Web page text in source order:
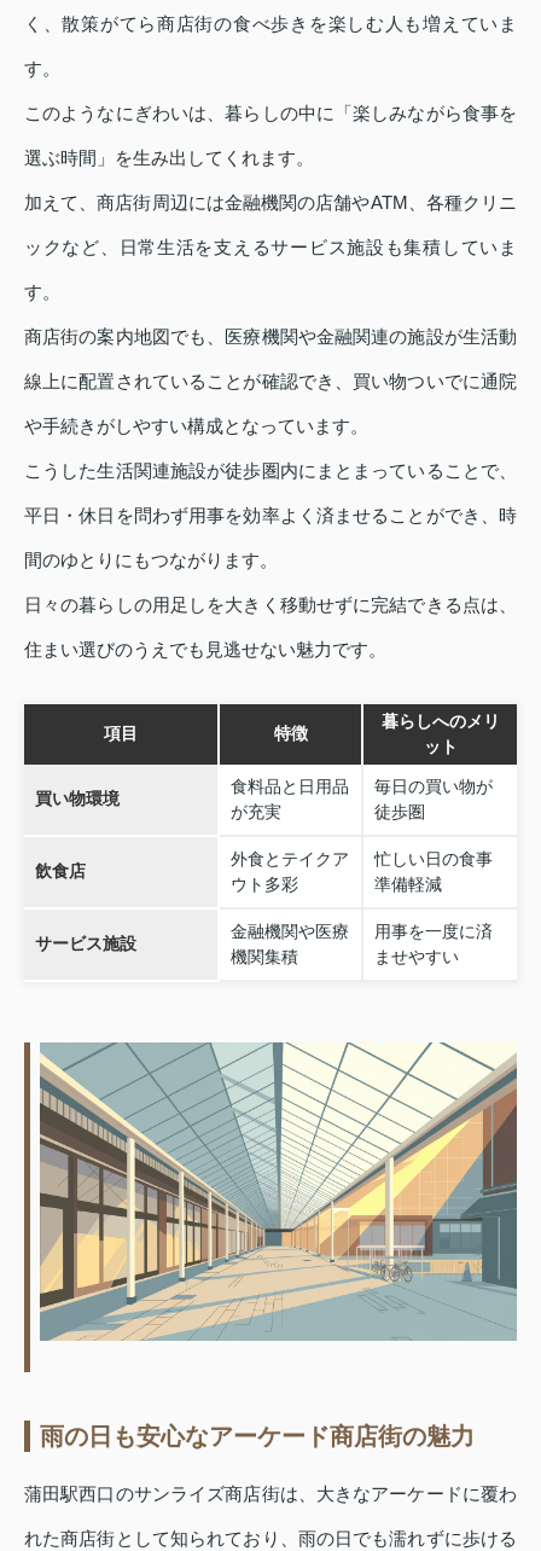
く、散策がてら商店街の食べ歩きを楽しむ人も増えていま
す。
このようなにぎわいは、暮らしの中に「楽しみながら食事を
選ぶ時間」を生み出してくれます。
加えて、商店街周辺には金融機関の店舗やATM、各種クリニ
ックなど、日常生活を支えるサービス施設も集積していま
す。
商店街の案内地図でも、医療機関や金融関連の施設が生活動
線上に配置されていることが確認でき、買い物ついでに通院
や手続きがしやすい構成となっています。
こうした生活関連施設が徒歩圏内にまとまっていることで、
平日・休日を問わず用事を効率よく済ませることができ、時
間のゆとりにもつながります。
日々の暮らしの用足しを大きく移動せずに完結できる点は、
住まい選びのうえでも見逃せない魅力です。
項目 特徴
暮らしへのメリ
ット
買い物環境
食料品と日用品
が充実
毎日の買い物が
徒歩圏
飲食店
外食とテイクア
ウト多彩
忙しい日の食事
準備軽減
サービス施設
金融機関や医療
機関集積
用事を一度に済
ませやすい
雨の日も安心なアーケード商店街の魅力
蒲田駅西口のサンライズ商店街は、大きなアーケードに覆わ
れた商店街として知られており、雨の日でも濡れずに歩ける